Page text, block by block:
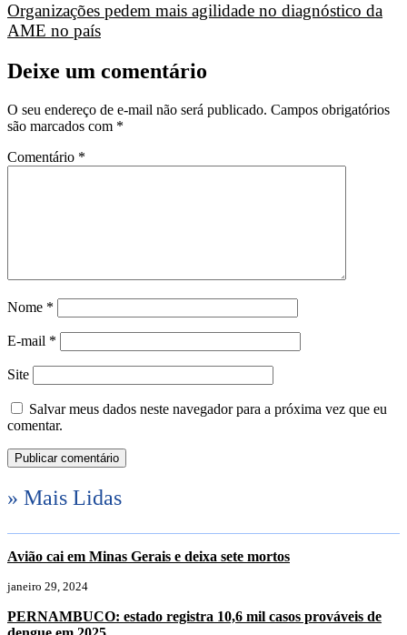
Organizações pedem mais agilidade no diagnóstico da
AME no país
Deixe um comentário
O seu endereço de e-mail não será publicado. Campos obrigatórios
são marcados com *
Comentário *
Nome *
E-mail *
Site
Salvar meus dados neste navegador para a próxima vez que eu
comentar.
» Mais Lidas
Avião cai em Minas Gerais e deixa sete mortos
janeiro 29, 2024
PERNAMBUCO: estado registra 10,6 mil casos prováveis de